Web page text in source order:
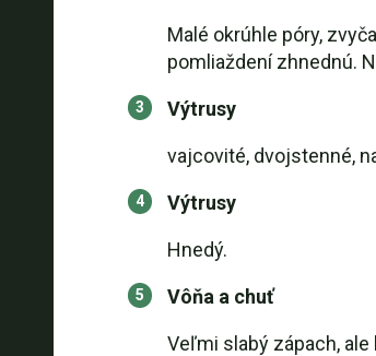
Malé okrúhle póry,
pomliaždení zhnednú.
Výtrusy
vajcovité, dvojstenné,
Výtrusy
Hnedý.
Vôňa a chuť
Veľmi slabý zápach, ale